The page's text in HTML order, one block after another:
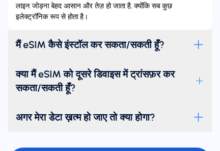
लाइन जोड़ना बेहद आसान और तेज़ हो जाता है, क्योंकि सब कुछ
इलेक्ट्रॉनिक रूप से होता है।
मैं eSIM कैसे इंस्टॉल कर सकता/सकती हूँ?
क्या मैं eSIM को दूसरे डिवाइस में ट्रांसफ़र कर
सकता/सकती हूँ?
अगर मेरा डेटा ख़त्म हो जाए तो क्या होगा?